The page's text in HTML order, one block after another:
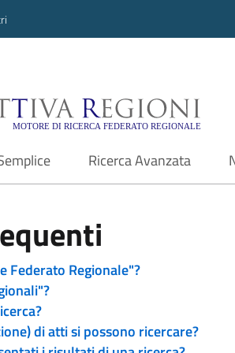
Regioni -
Ricerca Avanzata
Federato Regionale"?
di atti si possono ricercare?